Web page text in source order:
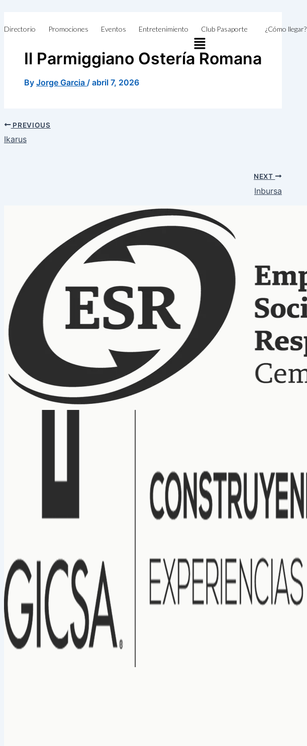
content
Directorio Promociones Eventos Entretenimiento Club Pasaporte ¿Cómo llegar?
Il Parmiggiano Ostería Romana
By Jorge Garcia / abril 7, 2026
PREVIOUS
Ikarus
NEXT
Inbursa